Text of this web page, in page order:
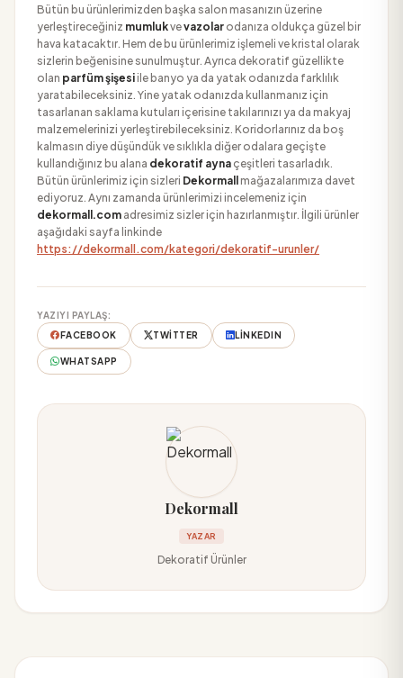
Bütün bu ürünlerimizden başka salon masanızın üzerine
yerleştireceğiniz mumlukvevazolar odanıza oldukça güzel bir
hava katacaktır. Hem de bu ürünlerimiz işlemeli ve kristal olarak
sizlerin beğenisine sunulmuştur. Ayrıca dekoratif güzellikte
olan parfüm şişesiile banyo ya da yatak odanızda farklılık
yaratabileceksiniz. Yine yatak odanızda kullanmanız için
tasarlanan saklama kutuları içerisine takılarınızı ya da makyaj
malzemelerinizi yerleştirebileceksiniz. Koridorlarınız da boş
kalmasın diye düşündük ve sıklıkla diğer odalara geçişte
kullandığınız bu alana dekoratif ayna çeşitleri tasarladık.
Bütün ürünlerimiz için sizleri Dekormall mağazalarımıza davet
ediyoruz. Aynı zamanda ürünlerimizi incelemeniz için
dekormall.com adresimiz sizler için hazırlanmıştır. İlgili ürünler
aşağıdaki sayfa linkinde
https://dekormall.com/kategori/dekoratif-urunler/
YAZIYI PAYLAŞ:
FACEBOOK
TWITTER LINKEDIN
WHATSAPP
Dekormall
YAZAR
Dekoratif Ürünler